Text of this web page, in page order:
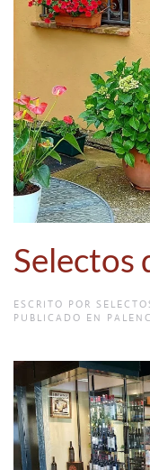
Selectos
ESCRITO POR
PUBLICADO EN